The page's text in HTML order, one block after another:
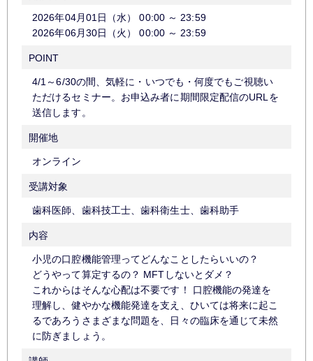
2026年04月01日（水） 00:00 ～ 23:59
2026年06月30日（火）
00:00 ～ 23:59
POINT
4/1～6/30の間、気軽に・いつでも・何度でもご視聴い
ただけるセミナー。お申込み者に期間限定配信のURLを
送信します。
開催地
オンライン
受講対象
歯科医師、歯科技工士、歯科衛生士、歯科助手
内容
小児の口腔機能管理ってどんなことしたらいいの？
どうやって算定するの？ MFTしないとダメ？
これからはそんな心配は不要です！ 口腔機能の発達を
理解し、健やかな機能発達を支え、ひいては将来に起こ
るであろうさまざまな問題を、日々の臨床を通じて未然
に防ぎましょう。